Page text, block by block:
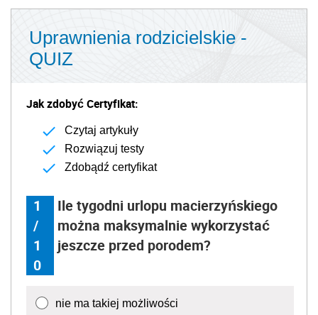
Uprawnienia rodzicielskie -
QUIZ
Jak zdobyć Certyfikat:
Czytaj artykuły
Rozwiązuj testy
Zdobądź certyfikat
1
/
1
0
Ile tygodni urlopu macierzyńskiego
można maksymalnie wykorzystać
jeszcze przed porodem?
nie ma takiej możliwości